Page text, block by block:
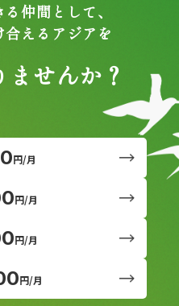
仲間として、
えるアジアを
ませんか？
円/月
円/月
円/月
円/月